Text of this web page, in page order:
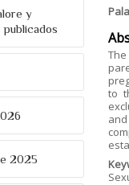
y
2025
to